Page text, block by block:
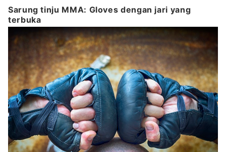
Sarung tinju MMA: Gloves dengan jari yang
terbuka